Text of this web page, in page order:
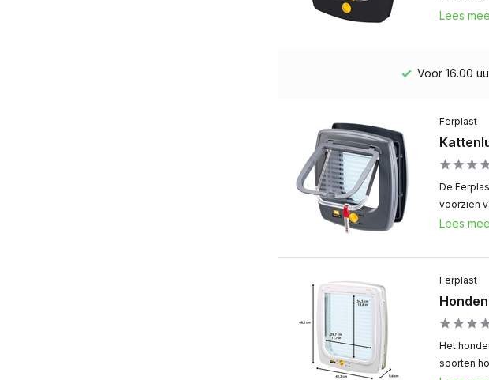
Lees
Voor 16.00
Ferplast
De
voorzien
Lees
Ferplast
Het
soorten